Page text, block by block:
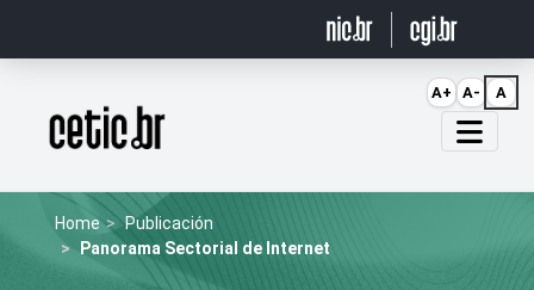
Página inicial
Home
Publicación
Panorama Sectorial de Internet
A+ A- A